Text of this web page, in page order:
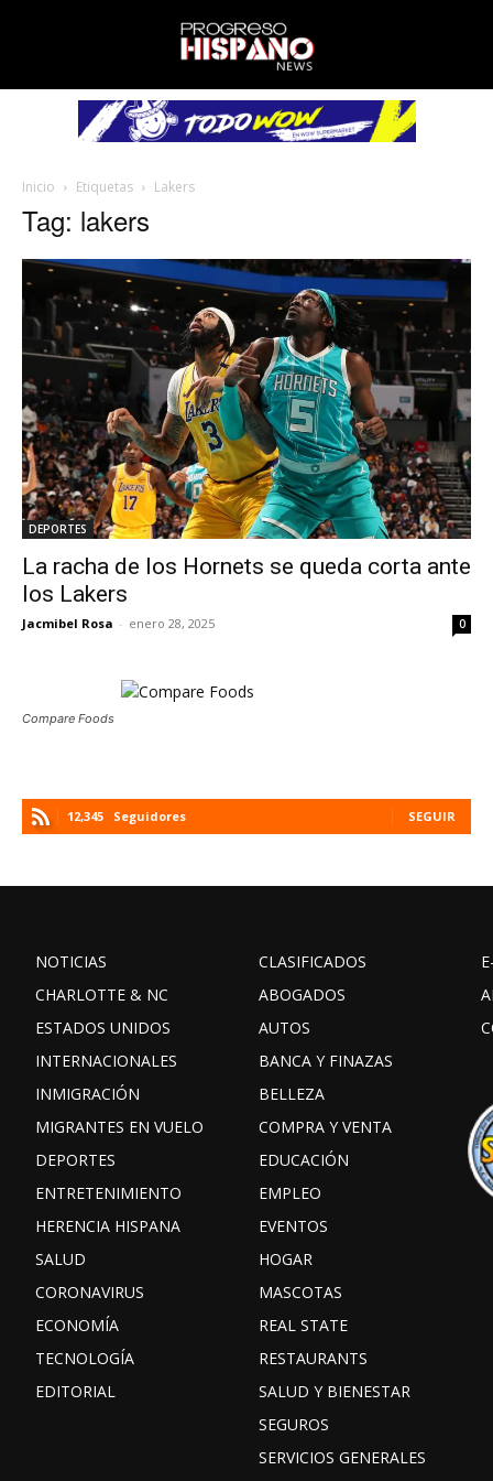
Inicio Etiquetas Lakers
Tag: lakers
DEPORTES
La racha de los Hornets se queda corta ante
los Lakers
Jacmibel Rosa - enero 28, 2025 0
Compare Foods
12,345 Seguidores SEGUIR
NOTICIAS
CHARLOTTE & NC
ESTADOS UNIDOS
INTERNACIONALES
INMIGRACIÓN
MIGRANTES EN VUELO
DEPORTES
ENTRETENIMIENTO
HERENCIA HISPANA
SALUD
CORONAVIRUS
ECONOMÍA
TECNOLOGÍA
EDITORIAL
CLASIFICADOS
ABOGADOS
AUTOS
BANCA Y FINAZAS
BELLEZA
COMPRA Y VENTA
EDUCACIÓN
EMPLEO
EVENTOS
HOGAR
MASCOTAS
REAL STATE
RESTAURANTS
SALUD Y BIENESTAR
SEGUROS
SERVICIOS GENERALES